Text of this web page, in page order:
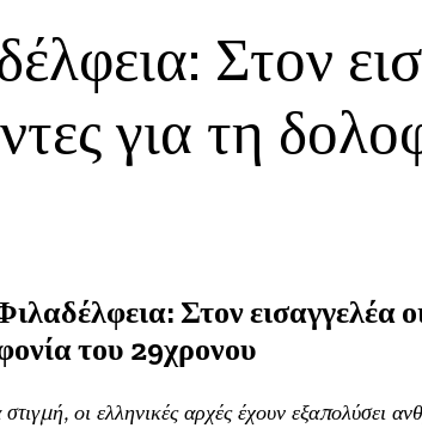
Στον
για τη
Στον εισαγγελέα
του 29χρονου
στιγμή, οι ελληνικές αρχές έχουν εξαπολύσει